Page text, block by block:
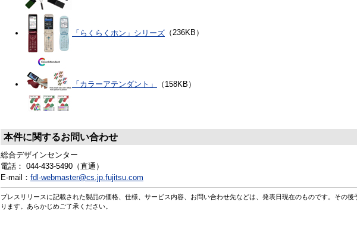
「らくらくホン」シリーズ （236KB）
「カラーアテンダント」 （158KB）
本件に関するお問い合わせ
総合デザインセンター
電話： 044-433-5490（直通）
E-mail： fdl-webmaster@cs.jp.fujitsu.com
プレスリリースに記載された製品の価格、仕様、サービス内容、お問い合わせ先などは、発表日現在のものです。その
ります。あらかじめご了承ください。